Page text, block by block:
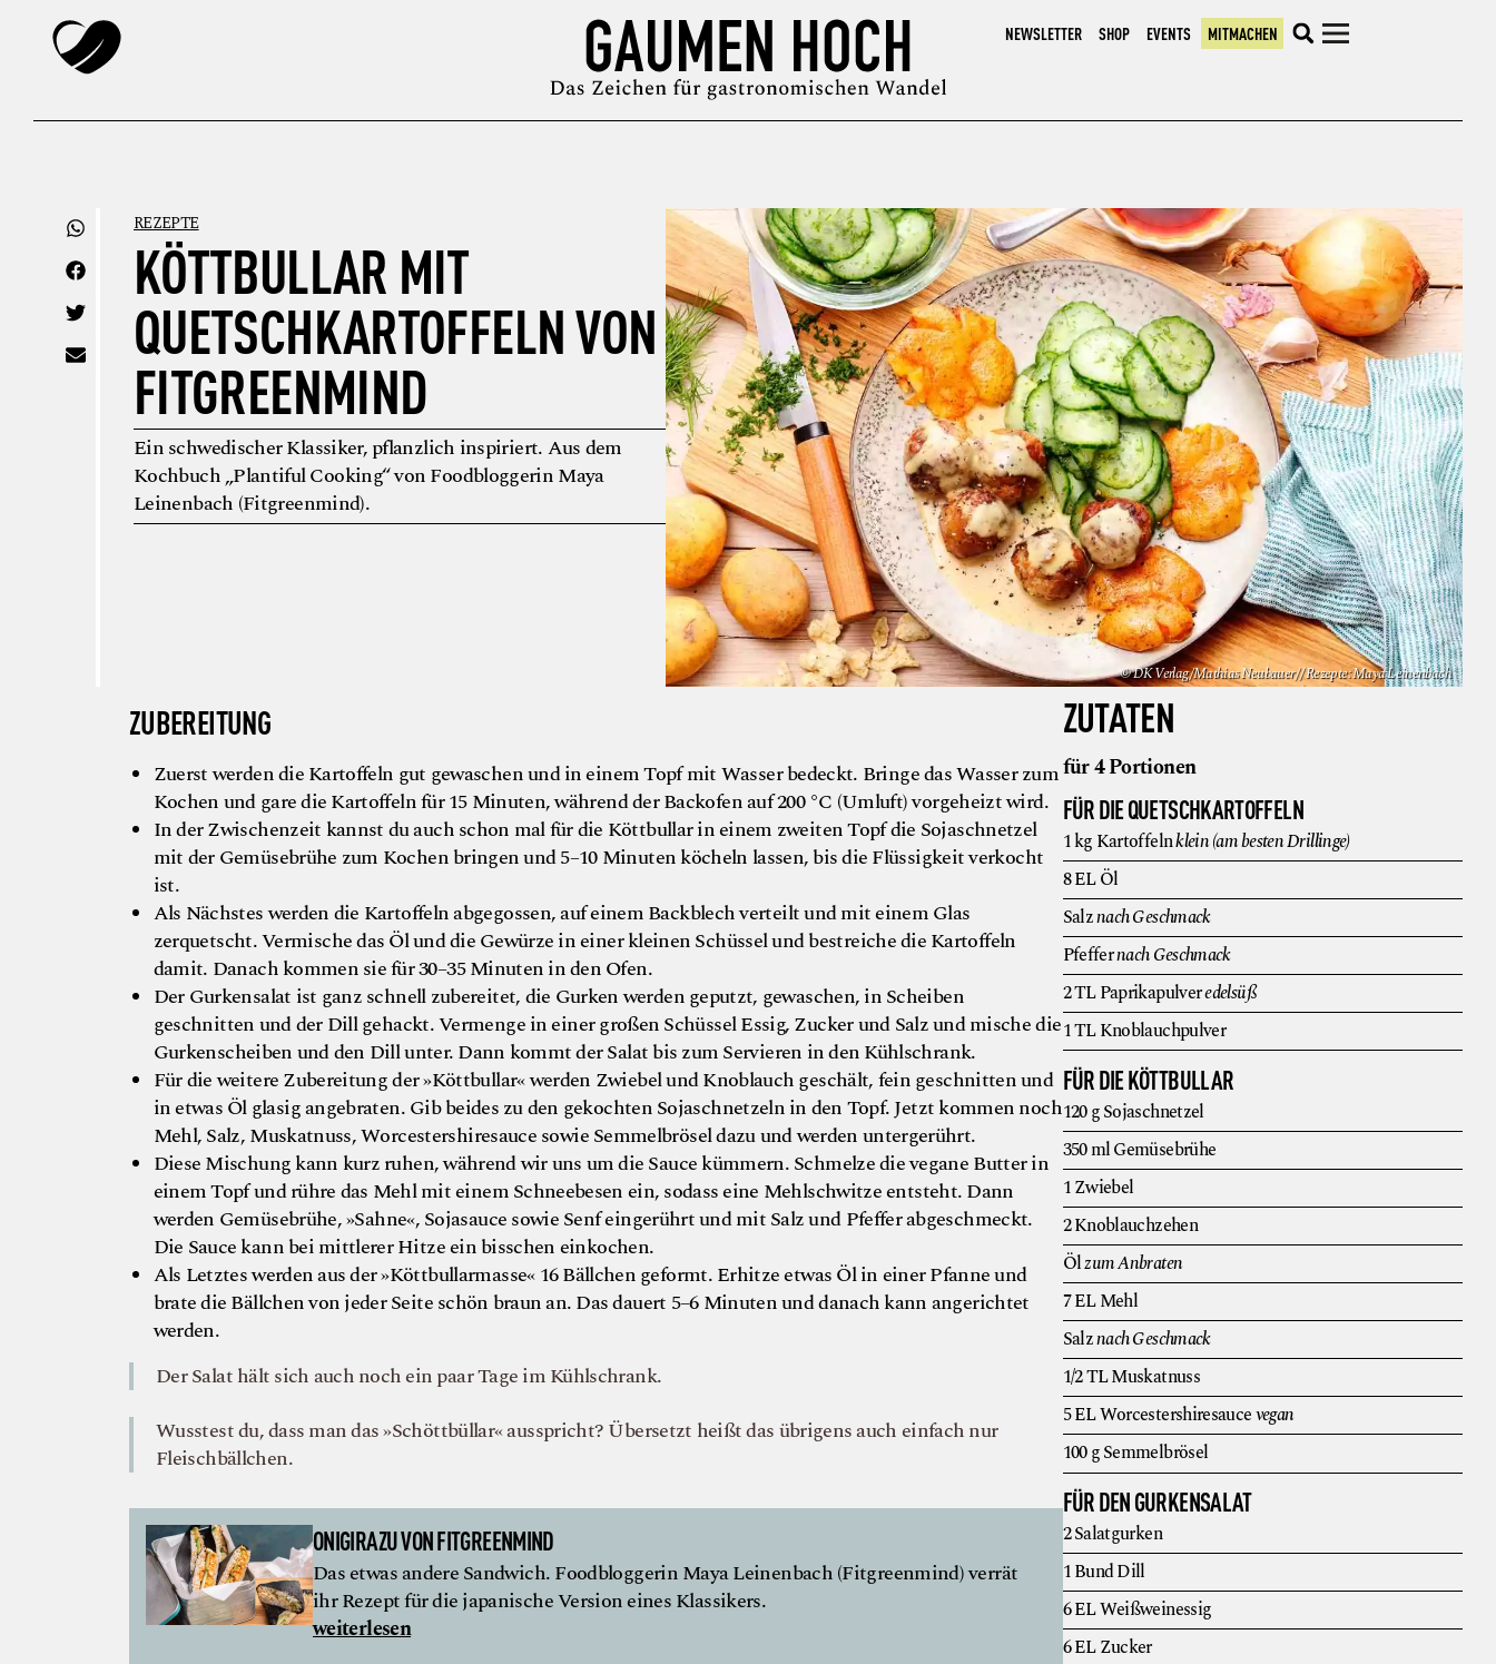
NEWSLETTER SHOP EVENTS MITMACHEN
MAGAZIN GUIDE PODCAST ÜBER UNS SYMPOSIUM
REZEPTE
KÖTTBULLAR MIT
QUETSCHKARTOFFELN VON
FITGREENMIND
Ein schwedischer Klassiker, pflanzlich inspiriert. Aus dem
Kochbuch „Plantiful Cooking“ von Foodbloggerin Maya
Leinenbach (Fitgreenmind).
© DK Verlag/Mathias Neubauer // Rezepte: Maya Leinenbach
ZUBEREITUNG
Zuerst werden die Kartoffeln gut gewaschen und in einem Topf mit Wasser bedeckt. Bringe das Wasser zum
Kochen und gare die Kartoffeln für 15 Minuten, während der Backofen auf 200 °C (Umluft) vorgeheizt wird.
In der Zwischenzeit kannst du auch schon mal für die Köttbullar in einem zweiten Topf die Sojaschnetzel
mit der Gemüsebrühe zum Kochen bringen und 5–10 Minuten köcheln lassen, bis die Flüssigkeit verkocht
ist.
Als Nächstes werden die Kartoffeln abgegossen, auf einem Backblech verteilt und mit einem Glas
zerquetscht. Vermische das Öl und die Gewürze in einer kleinen Schüssel und bestreiche die Kartoffeln
damit. Danach kommen sie für 30–35 Minuten in den Ofen.
Der Gurkensalat ist ganz schnell zubereitet, die Gurken werden geputzt, gewaschen, in Scheiben
geschnitten und der Dill gehackt. Vermenge in einer großen Schüssel Essig, Zucker und Salz und mische die
Gurkenscheiben und den Dill unter. Dann kommt der Salat bis zum Servieren in den Kühlschrank.
Für die weitere Zubereitung der »Köttbullar« werden Zwiebel und Knoblauch geschält, fein geschnitten und
in etwas Öl glasig angebraten. Gib beides zu den gekochten Sojaschnetzeln in den Topf. Jetzt kommen noch
Mehl, Salz, Muskatnuss, Worcestershiresauce sowie Semmelbrösel dazu und werden untergerührt.
Diese Mischung kann kurz ruhen, während wir uns um die Sauce kümmern. Schmelze die vegane Butter in
einem Topf und rühre das Mehl mit einem Schneebesen ein, sodass eine Mehlschwitze entsteht. Dann
werden Gemüsebrühe, »Sahne«, Sojasauce sowie Senf eingerührt und mit Salz und Pfeffer abgeschmeckt.
Die Sauce kann bei mittlerer Hitze ein bisschen einkochen.
Als Letztes werden aus der »Köttbullarmasse« 16 Bällchen geformt. Erhitze etwas Öl in einer Pfanne und
brate die Bällchen von jeder Seite schön braun an. Das dauert 5–6 Minuten und danach kann angerichtet
werden.
Der Salat hält sich auch noch ein paar Tage im Kühlschrank.
Wusstest du, dass man das »Schöttbüllar« ausspricht? Übersetzt heißt das übrigens auch einfach nur
Fleischbällchen.
ONIGIRAZU VON FITGREENMIND
Das etwas andere Sandwich. Foodbloggerin Maya Leinenbach (Fitgreenmind) verrät
ihr Rezept für die japanische Version eines Klassikers.
weiterlesen
ZUTATEN
für 4 Portionen
FÜR DIE QUETSCHKARTOFFELN
1kg Kartoffelnklein (am besten Drillinge)
8ELÖl
Salznach Geschmack
Pfeffernach Geschmack
2TLPaprikapulveredelsüß
1TLKnoblauchpulver
FÜR DIE KÖTTBULLAR
120gSojaschnetzel
350mlGemüsebrühe
1Zwiebel
2Knoblauchzehen
Ölzum Anbraten
7ELMehl
Salznach Geschmack
1/2TLMuskatnuss
5ELWorcestershiresaucevegan
100gSemmelbrösel
FÜR DEN GURKENSALAT
2Salatgurken
1BundDill
6ELWeißweinessig
6ELZucker